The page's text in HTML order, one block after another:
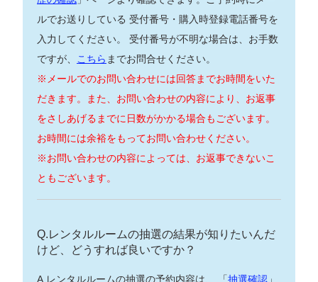
ルでお送りしている 受付番号・購入時登録電話番号を
入力してください。 受付番号が不明な場合は、お手数
ですが、
こちら までお問合せください。
※メールでのお問い合わせには回答までお時間をいた
だきます。また、お問い合わせの内容により、お返事
をさしあげるまでに日数がかかる場合もございます。
お時間には余裕をもってお問い合わせください。
※お問い合わせの内容によっては、お返事できないこ
ともございます。
Q.レンタルルームの抽選の結果が知りたいんだ
けど、どうすれば良いですか？
A.レンタルルームの抽選の予約内容は、 「抽選確認 」